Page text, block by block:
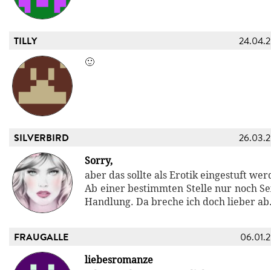
TILLY
🙂
SILVERBIRD
Sorry,
aber das sollte als Erotik eingestuft
Ab einer bestimmten Stelle nur noch
Handlung. Da breche ich doch lieber
FRAUGALLE
liebesromanze